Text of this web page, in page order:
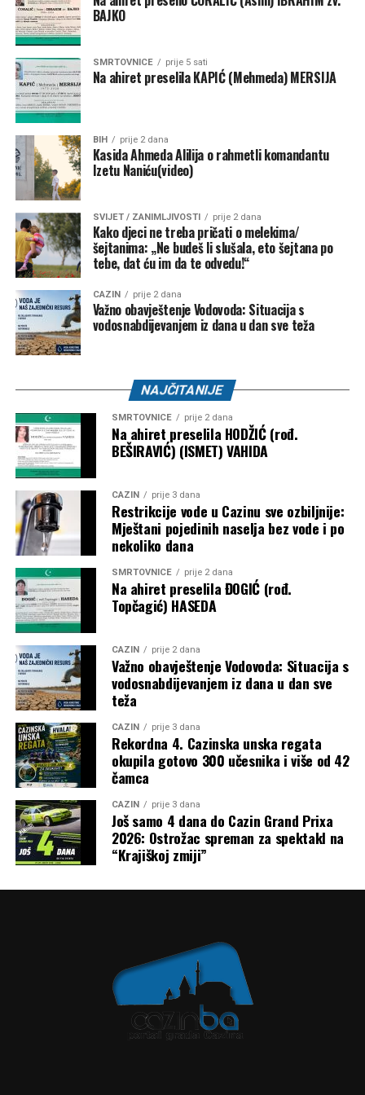
ovu funkciju.
“Ujedinjene nacije okupljaju 193 države članice, dok FIFA
ima više od 200 nacionalnih saveza. Gianni je pokazao da
zna upravljati tako velikim sistemom”, izjavio je Zampolli.
Kontroverze i budućnost u FIFA-i
Uprkos podršci iz Bijele kuće, Infantino je posljednjih
mjeseci bio izložen kritikama nakon kontroverznog
poništavanja crvenog kartona američkom reprezentativcu
Folarinu Balogunu tokom Svjetskog prvenstva. Trump je
kasnije potvrdio da je lično razgovarao s Infantinom i tražio
reviziju odluke.
Zanimljivo je da Trump ovu ideju promoviše u trenutku kada
njegova administracija ima zategnute odnose s
Ujedinjenim nacijama. Od povratka u Bijelu kuću, SAD je
smanjio finansijska izdvajanja za UN te se povukao iz
Vijeća za ljudska prava UN-a.
Ukoliko Infantino ipak odluči ostati u svijetu sporta, već u
martu 2027. godine očekuju ga izbori za četvrti mandat na
čelu FIFA-e. U tom slučaju vodio bi organizaciju Svjetskog
prvenstva za žene u Brazilu 2027. godine, kao i
historijskog Mundijala 2030., koji će biti održan na tri
kontinenta i u šest država.
Share Post
Share
Tweet Share
BAJKO
SMRTOVNICE prije 5 sati
Na ahiret preselila KAPIĆ (Mehmeda) MERSIJA
BIH prije 2 dana
Kasida Ahmeda Alilija o rahmetli komandantu
Izetu Naniću(video)
SVIJET / ZANIMLJIVOSTI prije 2 dana
Kako djeci ne treba pričati o melekima/
šejtanima: „Ne budeš li slušala, eto šejtana po
tebe, dat ću im da te odvedu!“
CAZIN prije 2 dana
Važno obavještenje Vodovoda: Situacija s
vodosnabdijevanjem iz dana u dan sve teža
NAJČITANIJE
SMRTOVNICE prije 2 dana
Na ahiret preselila HODŽIĆ (rođ.
BEŠIRAVIĆ) (ISMET) VAHIDA
CAZIN prije 3 dana
Restrikcije vode u Cazinu sve ozbiljnije:
Mještani pojedinih naselja bez vode i po
nekoliko dana
SMRTOVNICE prije 2 dana
Na ahiret preselila ĐOGIĆ (rođ.
Topčagić) HASEDA
CAZIN prije 2 dana
Važno obavještenje Vodovoda: Situacija s
vodosnabdijevanjem iz dana u dan sve
teža
CAZIN prije 3 dana
Rekordna 4. Cazinska unska regata
okupila gotovo 300 učesnika i više od 42
čamca
CAZIN prije 3 dana
Još samo 4 dana do Cazin Grand Prixa
2026: Ostrožac spreman za spektakl na
“Krajiškoj zmiji”